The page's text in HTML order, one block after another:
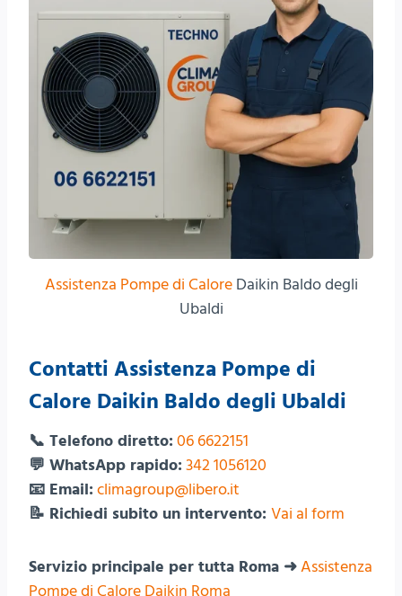
Assistenza Pompe di CaloreDaikin Baldo degli
Ubaldi
Contatti Assistenza Pompe di
Calore Daikin Baldo degli Ubaldi
📞 Telefono diretto: 06 6622151
💬 WhatsApp rapido: 342 1056120
📧 Email: climagroup@libero.it
📝 Richiedi subito un intervento: Vai al form
Servizio principale per tutta Roma ➜Assistenza
Pompe di Calore Daikin Roma